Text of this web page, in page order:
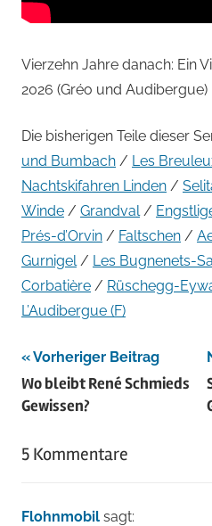
Vierzehn Jahre danach: Ein
2026 (Gréo und Audibergue)
Die bisherigen Teile dieser
und Bumbach / Les
Nachtskifahren Linden /
Winde / Grandval/
Prés-d’Orvin / Faltschen /
Gurnigel/ Les Bugnenets-
Corbatière / Rüschegg-
L’Audibergue (F)
Vorheriger Beitrag
Wo bleibt René Schmieds
Gewissen?
5 Kommentare
Flohnmobil sagt: